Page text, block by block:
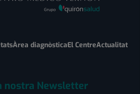
Àrea diagnòsticaEl CentreActualitat
nostra Newsletter